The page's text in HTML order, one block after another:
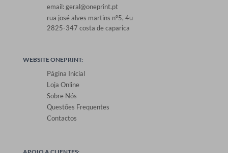
email: geral@oneprint.pt
rua josé alves martins nº5, 4u
2825-347 costa de caparica
WEBSITE ONEPRINT:
Página Inicial
Loja Online
Sobre Nós
Questões Frequentes
Contactos